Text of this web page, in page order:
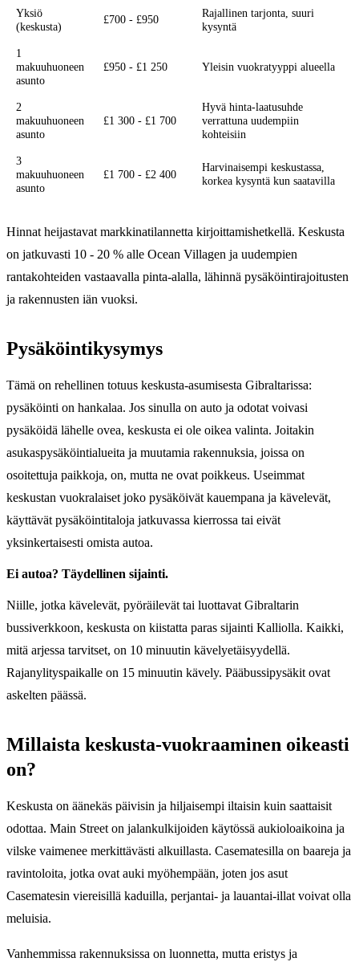
Yksiö
(keskusta)
£700 - £950
Rajallinen tarjonta, suuri
kysyntä
1
makuuhuoneen
asunto
£950 - £1 250 Yleisin vuokratyyppi alueella
2
makuuhuoneen
asunto
£1 300 - £1 700
Hyvä hinta-laatusuhde
verrattuna uudempiin
kohteisiin
3
makuuhuoneen
asunto
£1 700 - £2 400
Harvinaisempi keskustassa,
korkea kysyntä kun saatavilla
Hinnat heijastavat markkinatilannetta kirjoittamishetkellä. Keskusta
on jatkuvasti 10 - 20 % alle Ocean Villagen ja uudempien
rantakohteiden vastaavalla pinta-alalla, lähinnä pysäköintirajoitusten
ja rakennusten iän vuoksi.
Pysäköintikysymys
Tämä on rehellinen totuus keskusta-asumisesta Gibraltarissa:
pysäköinti on hankalaa. Jos sinulla on auto ja odotat voivasi
pysäköidä lähelle ovea, keskusta ei ole oikea valinta. Joitakin
asukaspysäköintialueita ja muutamia rakennuksia, joissa on
osoitettuja paikkoja, on, mutta ne ovat poikkeus. Useimmat
keskustan vuokralaiset joko pysäköivät kauempana ja kävelevät,
käyttävät pysäköintitaloja jatkuvassa kierrossa tai eivät
yksinkertaisesti omista autoa.
Ei autoa? Täydellinen sijainti.
Niille, jotka kävelevät, pyöräilevät tai luottavat Gibraltarin
bussiverkkoon, keskusta on kiistatta paras sijainti Kalliolla. Kaikki,
mitä arjessa tarvitset, on 10 minuutin kävelyetäisyydellä.
Rajanylityspaikalle on 15 minuutin kävely. Pääbussipysäkit ovat
askelten päässä.
Millaista keskusta-vuokraaminen oikeasti
on?
Keskusta on äänekäs päivisin ja hiljaisempi iltaisin kuin saattaisit
odottaa. Main Street on jalankulkijoiden käytössä aukioloaikoina ja
vilske vaimenee merkittävästi alkuillasta. Casematesilla on baareja ja
ravintoloita, jotka ovat auki myöhempään, joten jos asut
Casematesin viereisillä kaduilla, perjantai- ja lauantai-illat voivat olla
meluisia.
Vanhemmissa rakennuksissa on luonnetta, mutta eristys ja